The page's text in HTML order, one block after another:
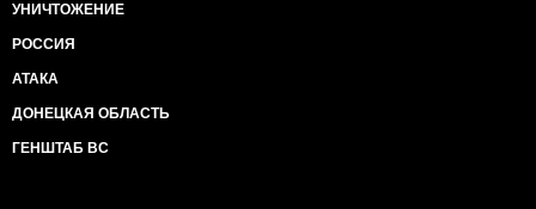
УНИЧТОЖЕНИЕ
РОССИЯ
АТАКА
ДОНЕЦКАЯ ОБЛАСТЬ
ГЕНШТАБ ВС